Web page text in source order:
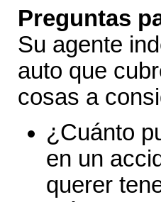
Preguntas
Su agente
auto que
cosas a
¿Cuánto
en un
querer